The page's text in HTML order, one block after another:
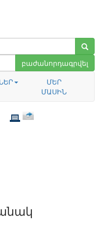
բաժանորդագրվել
ՄԵՐ
ՄԱՍԻՆ